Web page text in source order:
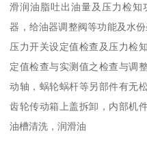
滑润油脂吐出油量及压力检
器，给油器调整阀等功能及水
压力开关设定值检查及压力检
定值检查与实测值之检查与调
动轴，蜗轮蜗杆等另部件有无
齿轮传动箱上盖拆卸，内部机
油槽清洗，润滑油